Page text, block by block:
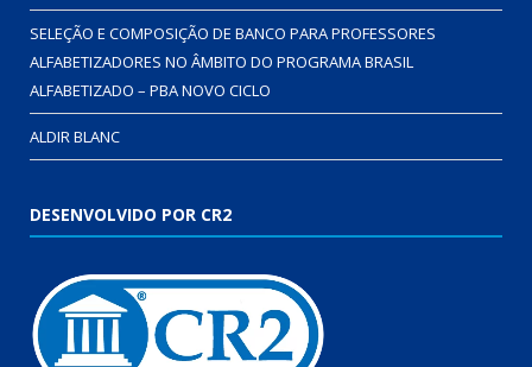
SELEÇÃO E COMPOSIÇÃO DE BANCO PARA PROFESSORES
ALFABETIZADORES NO ÂMBITO DO PROGRAMA BRASIL
ALFABETIZADO – PBA NOVO CICLO
ALDIR BLANC
DESENVOLVIDO POR CR2